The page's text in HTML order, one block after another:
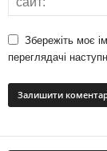
Збережіть моє
переглядачі